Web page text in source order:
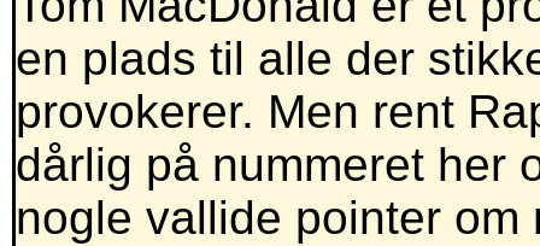
en plads til alle der
provokerer. Men rent
dårlig på nummeret her
nogle vallide pointer